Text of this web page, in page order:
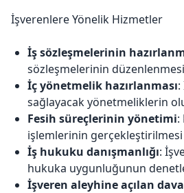
İşverenlere Yönelik Hizmetler
İş sözleşmelerinin
sözleşmelerinin düzenlenmesi
İç yönetmelik hazırlanması
sağlayacak yönetmeliklerin
Fesih süreçlerinin yönetimi:
işlemlerinin gerçekleştirilmesi
İş hukuku danışmanlığı:
hukuka uygunluğunun
İşveren aleyhine açılan